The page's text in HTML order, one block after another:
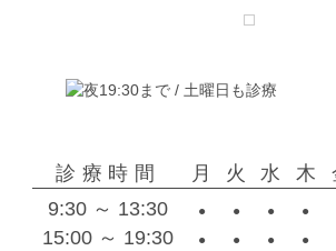
診療時間 月 火 水 木
9:30 ～ 13:30
● ● ● ●
15:00 ～ 19:30 ● ● ● ●